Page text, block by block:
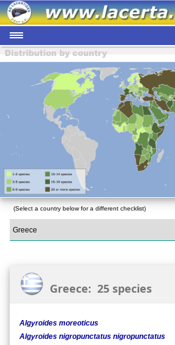
(Select a country below for a different checklist)
Greece: 25 species
Algyroides moreoticus
Algyroides nigropunctatus nigropunctatus